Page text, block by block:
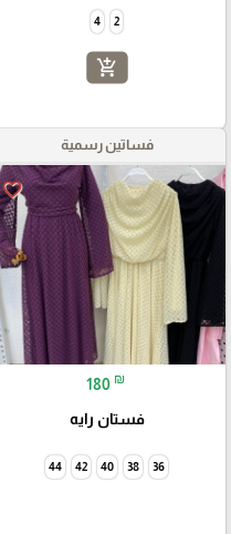
2
4
add_shopping_cart
فساتين رسمية
favorite_border
180 ₪
فستان رايه
36
38
40
42
44